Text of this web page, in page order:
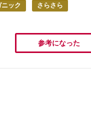
ック さらさら
参考になった